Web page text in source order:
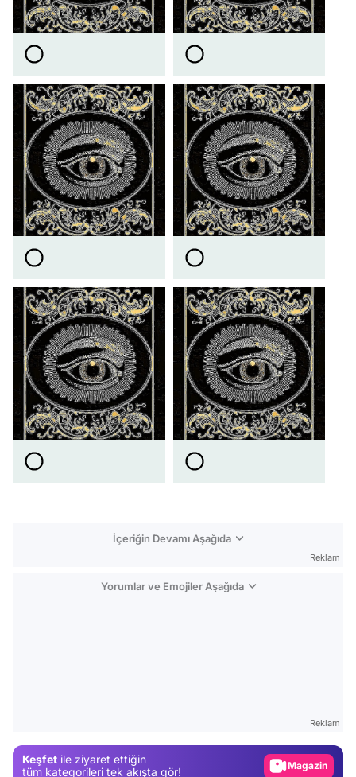
İçeriğin Devamı Aşağıda
Reklam
Yorumlar ve Emojiler Aşağıda
Reklam
Keşfet ile ziyaret ettiğin
tüm kategorileri tek akışta gör!
Magazin